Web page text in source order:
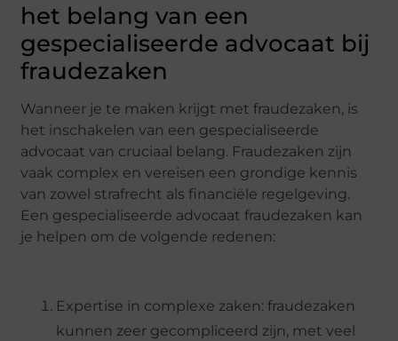
het belang van een
gespecialiseerde advocaat bij
fraudezaken
Wanneer je te maken krijgt met fraudezaken, is
het inschakelen van een gespecialiseerde
advocaat van cruciaal belang. Fraudezaken zijn
vaak complex en vereisen een grondige kennis
van zowel strafrecht als financiële regelgeving.
Een gespecialiseerde advocaat fraudezaken kan
je helpen om de volgende redenen:
Expertise in complexe zaken: fraudezaken
kunnen zeer gecompliceerd zijn, met veel